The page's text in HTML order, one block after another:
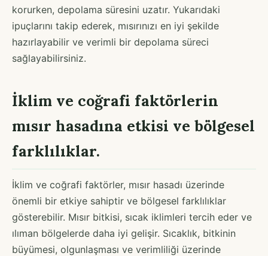
korurken, depolama süresini uzatır. Yukarıdaki
ipuçlarını takip ederek, mısırınızı en iyi şekilde
hazırlayabilir ve verimli bir depolama süreci
sağlayabilirsiniz.
İklim ve coğrafi faktörlerin
mısır hasadına etkisi ve bölgesel
farklılıklar.
İklim ve coğrafi faktörler, mısır hasadı üzerinde
önemli bir etkiye sahiptir ve bölgesel farklılıklar
gösterebilir. Mısır bitkisi, sıcak iklimleri tercih eder ve
ılıman bölgelerde daha iyi gelişir. Sıcaklık, bitkinin
büyümesi, olgunlaşması ve verimliliği üzerinde